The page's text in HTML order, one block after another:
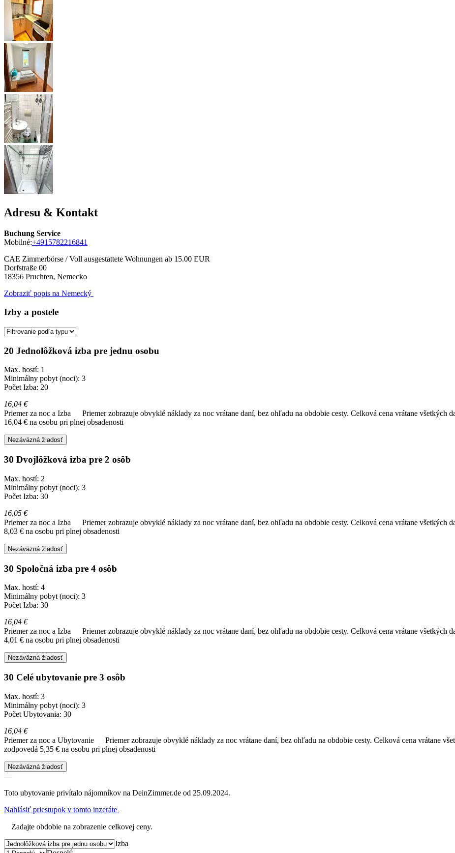
Adresu & Kontakt
Buchung Service
Mobilné:+4915782216841
CAE Zimmerbörse / Voll ausgestattete Wohnungen ab 15.00 EUR
Dorfstraße 00
18356 Pruchten, Nemecko
Zobraziť popis na Nemecký
Izby a postele
20 Jednolôžková izba pre jednu osobu
Max. hostí: 1
Minimálny pobyt (noci): 3
Počet Izba: 20
16,04 €
Priemer za noc a Izba
Priemer zobrazuje obvyklé náklady za noc vrátane daní, bez ohľadu na obdobie cesty. Celková cena vrátane všetkých
16,04 € na osobu pri plnej obsadenosti
Nezáväzná žiadosť
30 Dvojlôžková izba pre 2 osôb
Max. hostí: 2
Minimálny pobyt (noci): 3
Počet Izba: 30
16,05 €
Priemer za noc a Izba
Priemer zobrazuje obvyklé náklady za noc vrátane daní, bez ohľadu na obdobie cesty. Celková cena vrátane všetkých
8,03 € na osobu pri plnej obsadenosti
Nezáväzná žiadosť
30 Spoločná izba pre 4 osôb
Max. hostí: 4
Minimálny pobyt (noci): 3
Počet Izba: 30
16,04 €
Priemer za noc a Izba
Priemer zobrazuje obvyklé náklady za noc vrátane daní, bez ohľadu na obdobie cesty. Celková cena vrátane všetkých
4,01 € na osobu pri plnej obsadenosti
Nezáväzná žiadosť
30 Celé ubytovanie pre 3 osôb
Max. hostí: 3
Minimálny pobyt (noci): 3
Počet Ubytovania: 30
16,04 €
Priemer za noc a Ubytovanie
Priemer zobrazuje obvyklé náklady za noc vrátane daní, bez ohľadu na obdobie cesty. Celková cena vrátane
zodpovedá 5,35 € na osobu pri plnej obsadenosti
Nezáväzná žiadosť
—
Toto ubytovanie privítalo nájomníkov na DeinZimmer.de od 25.09.2024.
Nahlásiť priestupok v tomto inzeráte
Zadajte obdobie na zobrazenie celkovej ceny.
Izba